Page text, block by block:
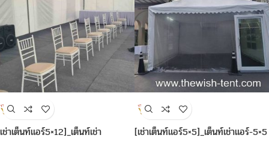
ช่าเต็นท์แอร์5×12]_เต็นท์เช่า
[เช่าเต็นท์แอร์5×5]_เต็นท์เช่าแอร์-5×5